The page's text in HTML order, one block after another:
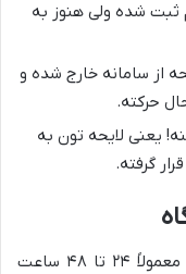
ثبت شده ولی هنوز به
از سامانه خارج شده و
حرکته.
یعنی لایحه تون به
گرفته.
بعد از اینکه لایحه وصول شده رو دیدید، معمولاً ۲۴ تا ۴۸ ساعت